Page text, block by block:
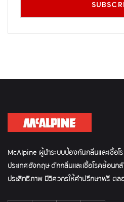
McAlpine ผู้นำระบบป้องกันกลิ่นและเชื้อ
ประเทศอังกฤษ ดักกลิ่นและเชื้อโรคย้อนก
ประสิทธิภาพ มีวิศวกรให้คำปรึกษาฟรี ต